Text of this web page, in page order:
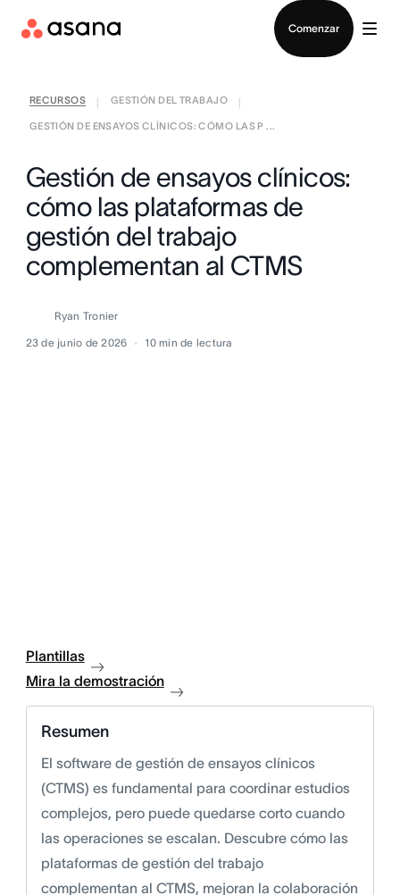
Comenzar
RECURSOS GESTIÓN DEL TRABAJO
GESTIÓN DE ENSAYOS CLÍNICOS: CÓMO LAS P ...
Gestión de ensayos clínicos:
cómo las plataformas de
gestión del trabajo
complementan al CTMS
Ryan Tronier
23 de junio de 2026 10 min de lectura
Plantillas
Mira la demostración
Resumen
El software de gestión de ensayos clínicos
(CTMS) es fundamental para coordinar estudios
complejos, pero puede quedarse corto cuando
las operaciones se escalan. Descubre cómo las
plataformas de gestión del trabajo
complementan al CTMS, mejoran la colaboración